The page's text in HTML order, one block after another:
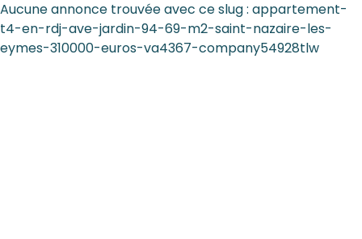
Aucune annonce trouvée avec ce slug : appartement-
t4-en-rdj-ave-jardin-94-69-m2-saint-nazaire-les-
eymes-310000-euros-va4367-company54928tlw